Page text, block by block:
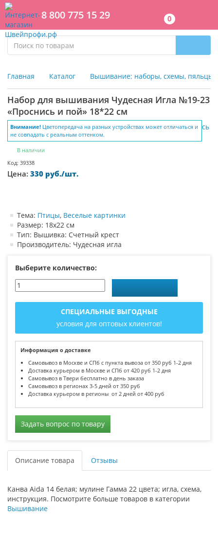
8 800 775 15 29 0
Главная Каталог Вышивание: наборы, схемы, пяльцы
Набор для вышивания Чудесная Игла №19-23
«Проснись и пой» 18*22 см
Внимание! Цветопередача на разных устройствах может отличаться и
не совпадать с реальным оттенком.
В наличии
Код: 39338
Цена: 330 руб./шт.
Тема: Птицы, Веселые картинки
Размер: 18х22 см
Тип: Вышивка: Счетный крест
Производитель: Чудесная игла
Выберите количество:
СПЕЦИАЛЬНЫЕ ВЫГОДНЫЕ
условия для оптовых клиентов!
Информация о доставке
Самовывоз в Москве и СПб с пункта вывоза от 350 руб 1-2 дня
Доставка курьером в Москве и СПб от 420 руб 1-2 дня
Самовывоз в Твери бесплатно в день заказа
Самовывоз в регионах 3-5 дней от 350 руб
Доставка курьером в регионы от 2 дней от 400 руб
Задать вопрос по товару
Описание товара Отзывы
Канва Aida 14 белая; мулине Гамма 22 цвета; игла, схема,
инструкция. Посмотрите больше товаров в категории
Вышивание